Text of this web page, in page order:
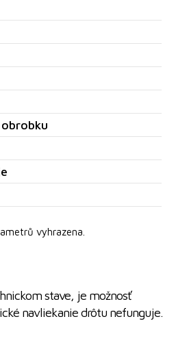
vyhrazena.
stave, je možnosť
navliekanie drôtu nefunguje.